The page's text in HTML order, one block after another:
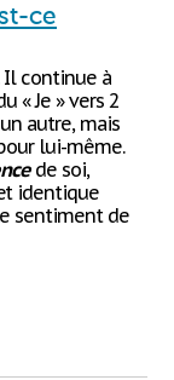
ce
Il continue à
« Je » vers 2
autre, mais
lui-même.
de soi,
identique
sentiment de